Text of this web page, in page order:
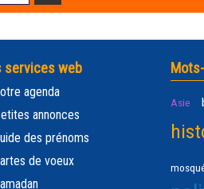
services web
agenda
annonces
des prénoms
de voeux
Asie